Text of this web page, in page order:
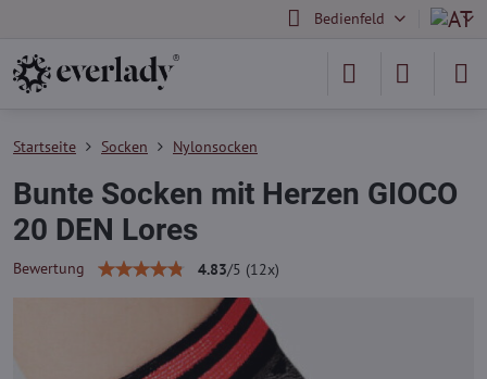
Bedienfeld
Startseite Socken Nylonsocken
Bunte Socken mit Herzen GIOCO
20 DEN Lores
Bewertung 4.83/5 (12x)